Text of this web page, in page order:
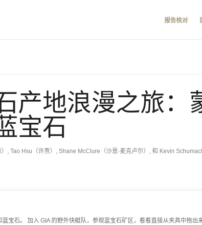
报告核对
产地浪漫之旅：
宝石
, Tao Hsu（许焘）, Shane McClure（沙恩·麦克卢尔）, 和 Kevin
宝石。 加入 GIA 的野外快艇队，参观蓝宝石矿区，看看直接从夹具中拖出